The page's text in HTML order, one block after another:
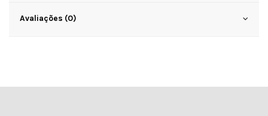
Avaliações (0)